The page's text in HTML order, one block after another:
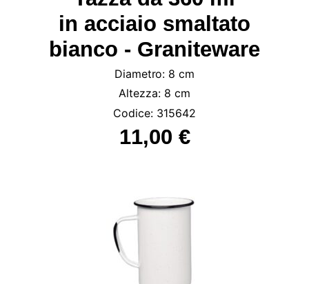
in acciaio smaltato
bianco - Graniteware
Diametro: 8 cm
Altezza: 8 cm
Codice: 315642
11,00 €